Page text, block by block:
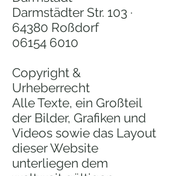
Darmstädter Str. 103 ·
64380 Roßdorf
06154 6010
Copyright &
Urheberrecht
Alle Texte, ein Großteil
der Bilder, Grafiken und
Videos sowie das Layout
dieser Website
unterliegen dem